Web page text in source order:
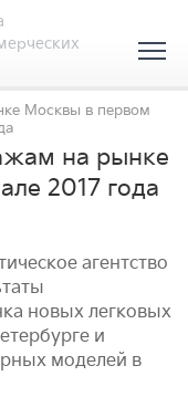
Москвы в первом
на рынке
2017 года
агентство
новых легковых
и
моделей в